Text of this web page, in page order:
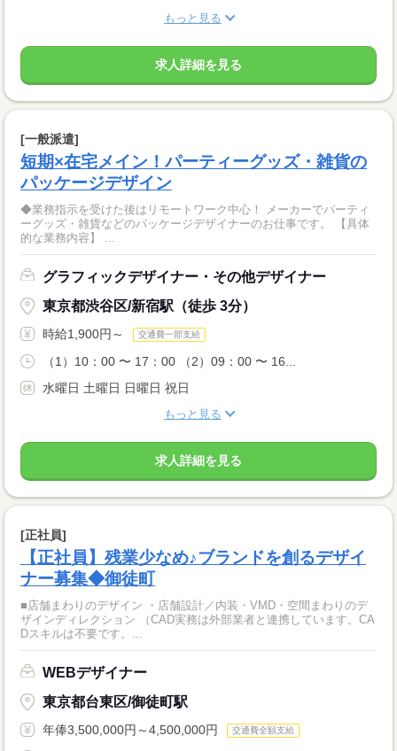
もっと見る
求人詳細を見る
[一般派遣]
短期×在宅メイン！パーティーグッズ・雑貨の
パッケージデザイン
◆業務指示を受けた後はリモートワーク中心！ メーカーでパーティ
ーグッズ・雑貨などのパッケージデザイナーのお仕事です。 【具体
的な業務内容】 ...
グラフィックデザイナー・その他デザイナー
東京都渋谷区/新宿駅（徒歩 3分）
時給1,900円～ 交通費一部支給
（1）10：00 〜 17：00 （2）09：00 〜 16...
水曜日 土曜日 日曜日 祝日
もっと見る
求人詳細を見る
[正社員]
【正社員】残業少なめ♪ブランドを創るデザイ
ナー募集◆御徒町
■店舗まわりのデザイン ・店舗設計／内装・VMD・空間まわりのデ
ザインディレクション （CAD実務は外部業者と連携しています。CA
Dスキルは不要です。...
WEBデザイナー
東京都台東区/御徒町駅
年俸3,500,000円～4,500,000円 交通費全額支給